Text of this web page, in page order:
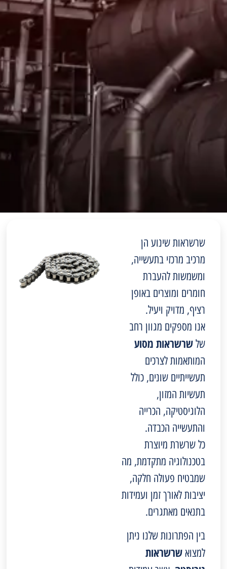
שרשראות שינוע הן
מרכיב מרכזי בתעשייה,
ומשמשות להעברת
חומרים ומוצרים באופן
רציף, מדויק ויעיל.
אנו מספקים מגוון רחב
שלשרשראות מסוע
המותאמות לצרכים
תעשייתיים שונים, כולל
תעשיות המזון,
הלוגיסטיקה, הכרייה
והתעשייה הכבדה.
כל שרשרת מיוצרת
בטכנולוגיה מתקדמת, מה
שמבטיח פעולה חלקה,
יציבות לאורך זמן ועמידות
בתנאים מאתגרים.
בין הפתרונות שלנו ניתן
למצואשרשראות